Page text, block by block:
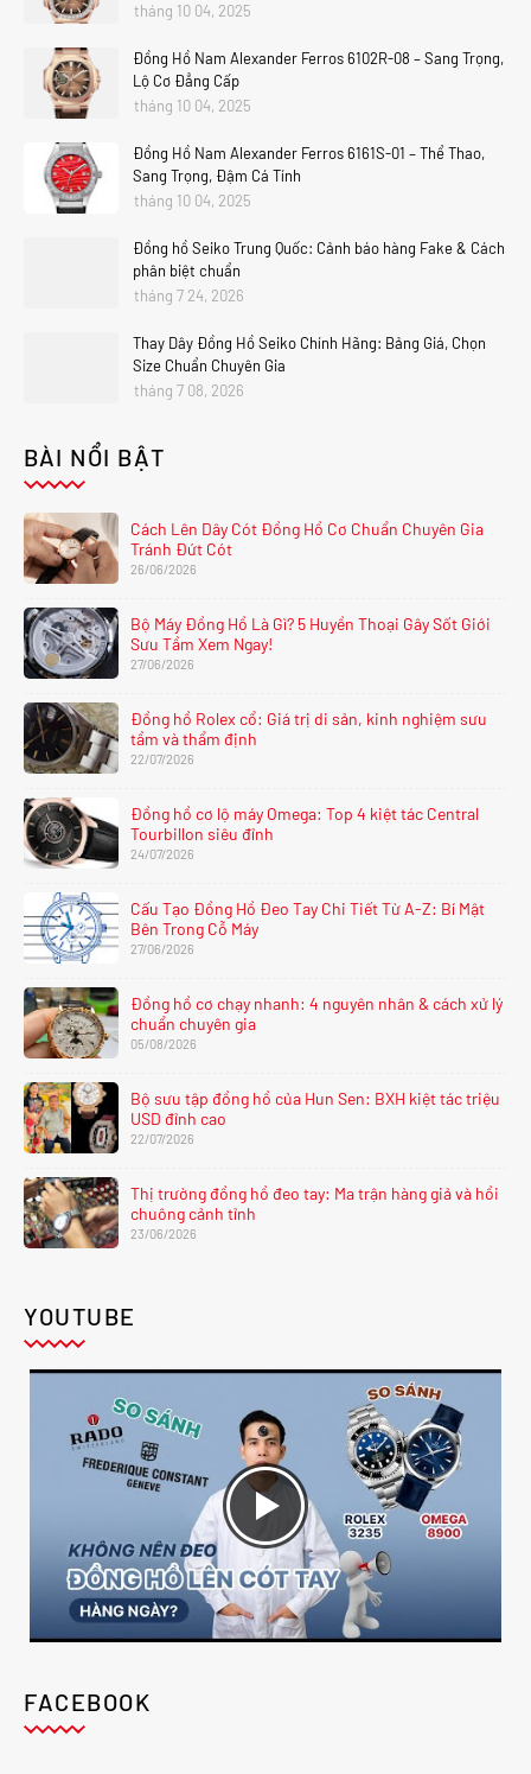
tháng 10 04, 2025
Đồng Hồ Nam Alexander Ferros 6102R-08 – Sang Trọng,
Lộ Cơ Đẳng Cấp
tháng 10 04, 2025
Đồng Hồ Nam Alexander Ferros 6161S-01 – Thể Thao,
Sang Trọng, Đậm Cá Tính
tháng 10 04, 2025
Đồng hồ Seiko Trung Quốc: Cảnh báo hàng Fake & Cách
phân biệt chuẩn
tháng 7 24, 2026
Thay Dây Đồng Hồ Seiko Chính Hãng: Bảng Giá, Chọn
Size Chuẩn Chuyên Gia
tháng 7 08, 2026
BÀI NỔI BẬT
Cách Lên Dây Cót Đồng Hồ Cơ Chuẩn Chuyên Gia
Tránh Đứt Cót
26/06/2026
Bộ Máy Đồng Hồ Là Gì? 5 Huyền Thoại Gây Sốt Giới
Sưu Tầm Xem Ngay!
27/06/2026
Đồng hồ Rolex cổ: Giá trị di sản, kinh nghiệm sưu
tầm và thẩm định
22/07/2026
Đồng hồ cơ lộ máy Omega: Top 4 kiệt tác Central
Tourbillon siêu đỉnh
24/07/2026
Cấu Tạo Đồng Hồ Đeo Tay Chi Tiết Từ A-Z: Bí Mật
Bên Trong Cỗ Máy
27/06/2026
Đồng hồ cơ chạy nhanh: 4 nguyên nhân & cách xử lý
chuẩn chuyên gia
05/08/2026
Bộ sưu tập đồng hồ của Hun Sen: BXH kiệt tác triệu
USD đỉnh cao
22/07/2026
Thị trường đồng hồ đeo tay: Ma trận hàng giả và hồi
chuông cảnh tỉnh
23/06/2026
YOUTUBE
FACEBOOK